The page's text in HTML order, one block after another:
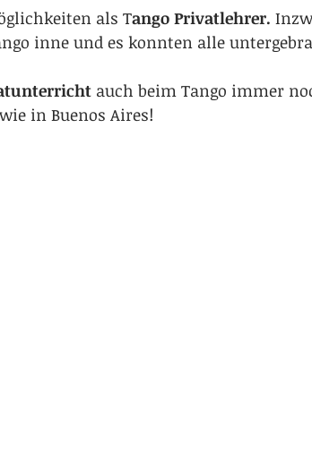
als Tango Privatlehrer.
inne und es konnten alle
auch beim Tango immer
in Buenos Aires!